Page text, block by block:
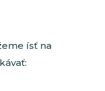
ísť na